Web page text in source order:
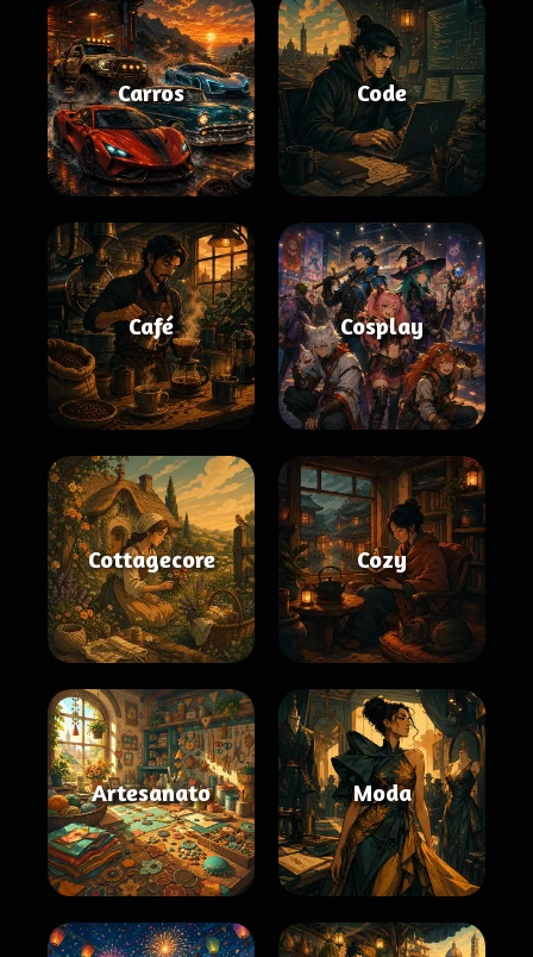
Carros Code
Café Cosplay
Cottagecore Cozy
Artesanato Moda